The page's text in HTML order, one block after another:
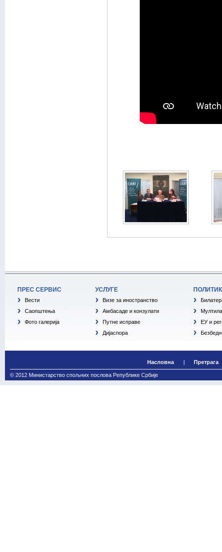
ПРЕС СЕРВИС
Вести
Саопштења
Фото галерија
УСЛУГЕ
Визе за иностранство
Амбасаде и конзулати
Путне исправе
Дијаспора
ЕУ и
Насловна Претрага
© 2012 Министарство спољних послова Републике Србије